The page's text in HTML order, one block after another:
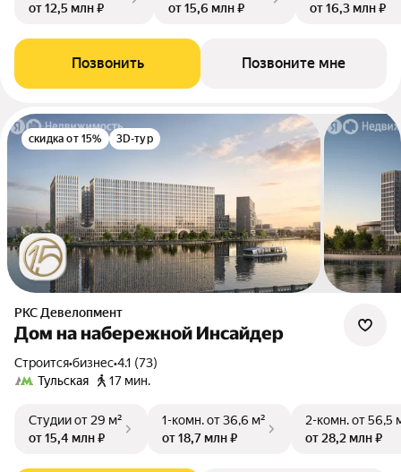
от 12,5 млн ₽
от 15,6 млн ₽
от 16,3 млн ₽
Позвонить Позвоните мне
скидка от 15% 3D-тур
РКС Девелопмент
Дом на набережной Инсайдер
Строится•бизнес•4.1 (73)
Тульская
17 мин.
Студииот 29 м²
от 15,4 млн ₽
1-комн.от 36,6 м²
от 18,7 млн ₽
2-комн.от 56,5
от 28,2 млн ₽